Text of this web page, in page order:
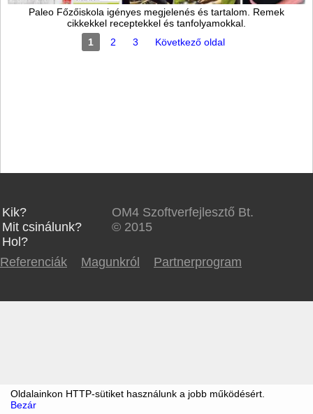
Paleo Főzőiskola igényes megjelenés és tartalom. Remek
cikkekkel receptekkel és tanfolyamokkal.
1
2 3 Következő oldal
Kik?
Mit csinálunk?
Hol?
OM4 Szoftverfejlesztő Bt.
© 2015
Referenciák Magunkról Partnerprogram
Oldalainkon HTTP-sütiket használunk a jobb működésért.
Bezár